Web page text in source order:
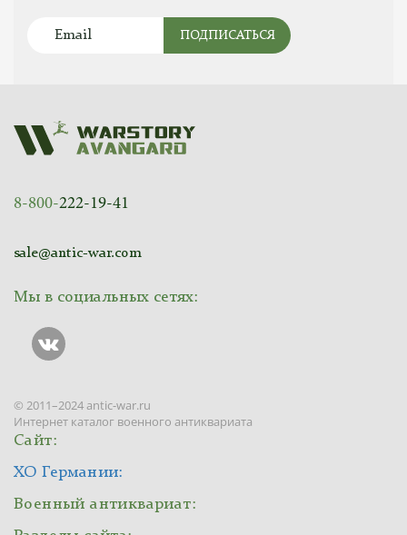
ПОДПИСАТЬСЯ
8-800-222-19-41
sale@antic-war.com
Мы в социальных сетях:
© 2011–2024 antic-war.ru
Интернет каталог военного антиквариата
Сайт:
ХО Германии:
Военный антиквариат: